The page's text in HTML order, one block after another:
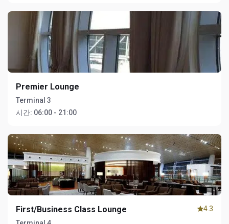
Premier Lounge
Terminal 3
시간: 06:00 - 21:00
First/Business Class Lounge 4.3